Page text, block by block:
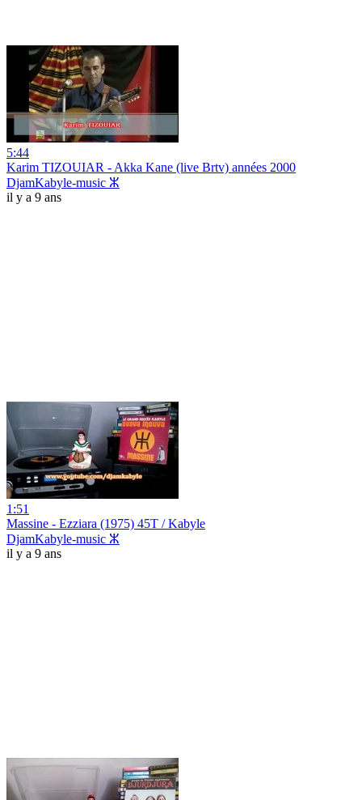
5:44
Karim TIZOUIAR - Akka Kane (live Brtv) années 2000
DjamKabyle-music ⵣ
il y a 9 ans
1:51
Massine - Ezziara (1975) 45T / Kabyle
DjamKabyle-music ⵣ
il y a 9 ans